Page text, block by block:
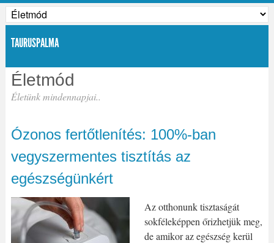
TAURUSPALMA
Életmód
Életünk mindennapjai..
Ózonos fertőtlenítés: 100%-ban
vegyszermentes tisztítás az
egészségünkért
Az otthonunk tisztaságát
sokféleképpen őrizhetjük meg,
de amikor az egészség kerül